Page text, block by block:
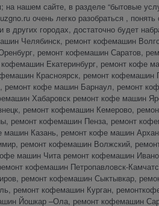
; на нашем сайте, в разделе “бытовые
очень легко разобраться ,
других городах, достаточно будет
Челябинск, ремонт кофемашин
ремонт кофемашин Саратов,
Екатеринбург, ремонт кофе
Красноярск, ремонт
кофе машин Барнаул, ремонт
Хабаровск ремонт кофе машин
ремонт кофемашин Кемерово,
ремонт кофемашин Пенза, ремонт
Казань, ремонт кофе машин
ремонт кофемашин Волжский,
машин Чита ремонт кофемашин
кофемашин Петропавловск-
ремонт кофемашин Сыктывкар,
ремонт кофемашин Курган,
Йошкар –Ола, ремонт кофемашин